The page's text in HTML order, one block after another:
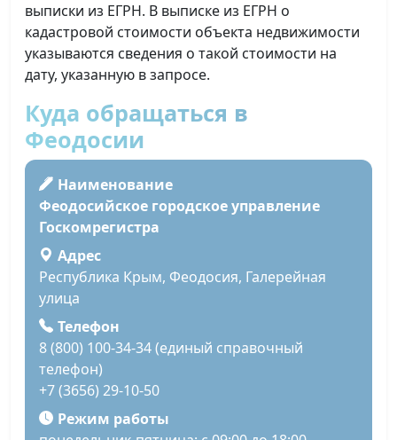
выписки из ЕГРН. В выписке из ЕГРН о
кадастровой стоимости объекта недвижимости
указываются сведения о такой стоимости на
дату, указанную в запросе.
Куда обращаться в
Феодосии
Наименование
Феодосийское городское управление
Госкомрегистра
Адрес
Республика Крым, Феодосия, Галерейная
улица
Телефон
8 (800) 100-34-34 (единый справочный
телефон)
+7 (3656) 29-10-50
Режим работы